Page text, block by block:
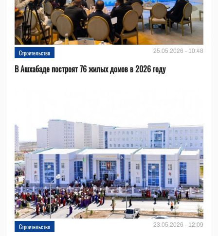
Строительство 25.05.2026 - 10:48
В Ашхабаде построят 76 жилых домов в 2026 году
Строительство 23.05.2026 - 12:09